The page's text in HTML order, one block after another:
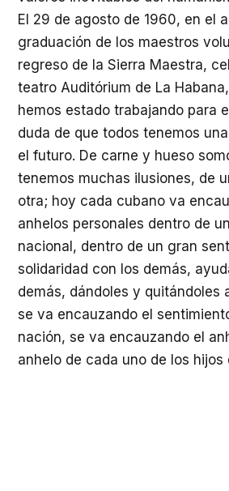
El 29 de agosto de 1960, en el
graduación de los maestros
regreso de la Sierra Maestra,
teatro Auditórium de La
hemos estado trabajando para
duda de que todos tenemos
el futuro. De carne y hueso
tenemos muchas ilusiones, de
otra; hoy cada cubano va
anhelos personales dentro de
nacional, dentro de un gran
solidaridad con los demás,
demás, dándoles y quitándoles
se va encauzando el
nación, se va encauzando el
anhelo de cada uno de los hijos